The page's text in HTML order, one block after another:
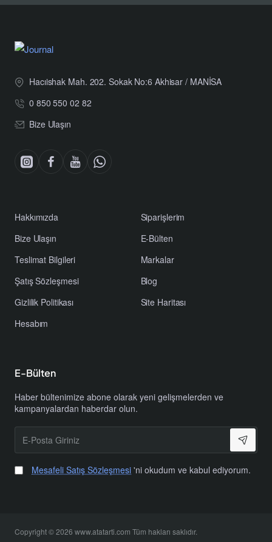
Hacıishak Mah. 202. Sokak No:6 Akhisar / MANİSA
0 850 550 02 82
Bize Ulaşın
Hakkımızda
Bize Ulaşın
Teslimat Bilgileri
Şatış Sözleşmesi
Gizlilik Politikası
Hesabım
Siparişlerim
E-Bülten
Markalar
Blog
Site Haritası
E-Bülten
Haber bültenimize abone olarak yeni gelişmelerden ve
kampanyalardan haberdar olun.
Posta
Giriniz
Mesafeli Satış Sözleşmesi 'ni okudum ve kabul ediyorum.
Copyright © 2026 www.atatarti.com Tüm hakları saklıdır.